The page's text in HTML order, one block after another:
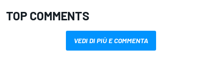
TOP COMMENTS
VEDI DI PIÙ E COMMENTA